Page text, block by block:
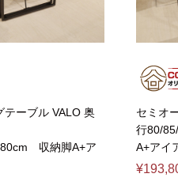
tower（山崎実業）
テーブル VALO 奥
収納脚A+ア
セミオ
行80/
A+アイ